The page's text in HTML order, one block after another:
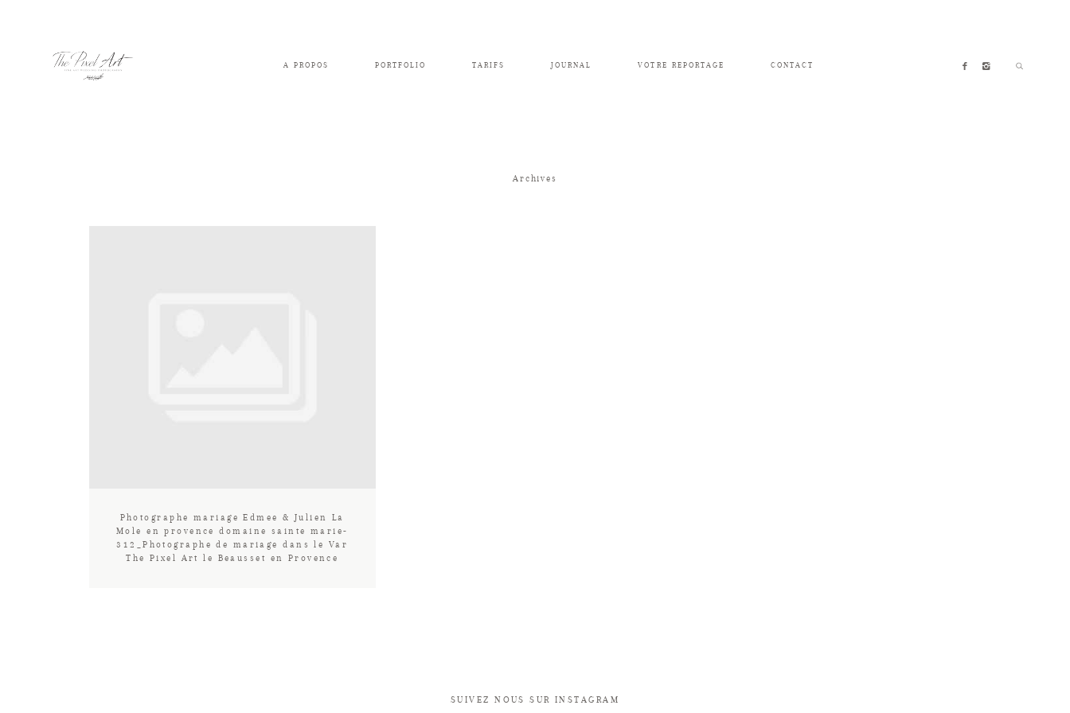
A PROPOS PORTFOLIO TARIFS JOURNAL VOTRE REPORTAGE CONTACT
Archives
Photographe mariage Edmee & Julien La
Mole en provence domaine sainte marie-
312_Photographe de mariage dans le Var
The Pixel Art le Beausset en Provence
SUIVEZ NOUS SUR INSTAGRAM